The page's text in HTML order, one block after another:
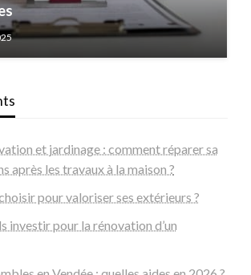
et jardinage : comment réparer sa
après les travaux à la maison ?
pour valoriser ses extérieurs ?
investir pour la rénovation d’un